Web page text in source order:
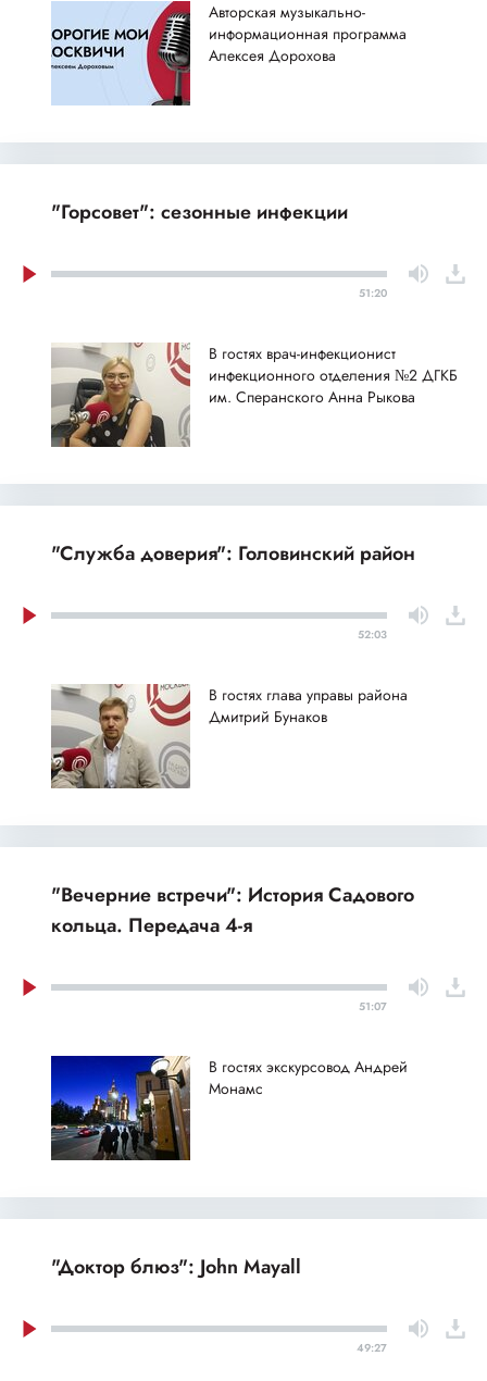
Авторская музыкально-
информационная программа
Алексея Дорохова
"Горсовет": сезонные инфекции
51:20
В гостях врач-инфекционист
инфекционного отделения №2 ДГКБ
им. Сперанского Анна Рыкова
"Служба доверия": Головинский район
52:03
В гостях глава управы района
Дмитрий Бунаков
"Вечерние встречи": История Садового
кольца. Передача 4-я
51:07
В гостях экскурсовод Андрей
Монамс
"Доктор блюз": John Mayall
49:27